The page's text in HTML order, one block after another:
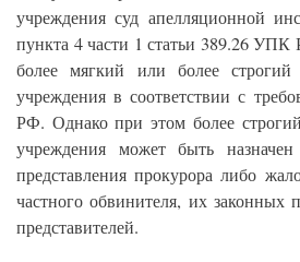
учреждения суд апелляционной
пункта 4 части 1 статьи 389.26 УПК
более мягкий или более строгий
учреждения в соответствии с
РФ. Однако при этом более
учреждения может быть
представления прокурора либо
частного обвинителя, их законных
представителей.